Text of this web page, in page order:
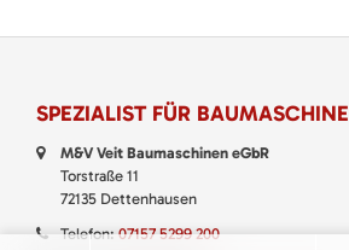
SPEZIALIST FÜR
M&V Veit Baumaschinen eGbR
Torstraße 11
72135 Dettenhausen
Telefon: 07157 5299 200